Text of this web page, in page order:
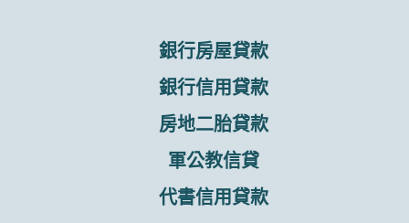
銀行房屋貸款
銀行信用貸款
房地二胎貸款
軍公教信貸
代書信用貸款